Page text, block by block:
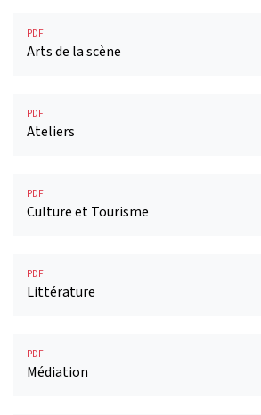
PDF
Arts de la scène
PDF
Ateliers
PDF
Culture et Tourisme
PDF
Littérature
PDF
Médiation